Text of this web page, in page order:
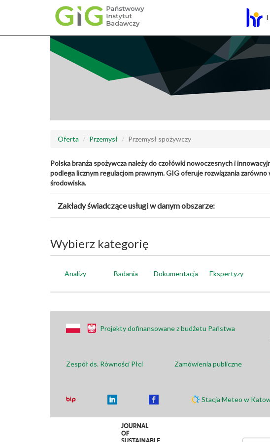
Przejdź
Oferta Przemysł Przemysł spożywczy
Polska branża spożywcza należy do czołówki nowoczesnych i
podlega licznym regulacjom prawnym. GIG oferuje rozwiązania
środowiska.
Zakłady świadczące usługi w danym obszarze:
Wybierz kategorię
Analizy Badania Dokumentacja Ekspertyzy
Projekty dofinansowane z budżetu Państwa
Zespół ds. Równości Płci Zamówienia publiczne
Stacja Meteo w